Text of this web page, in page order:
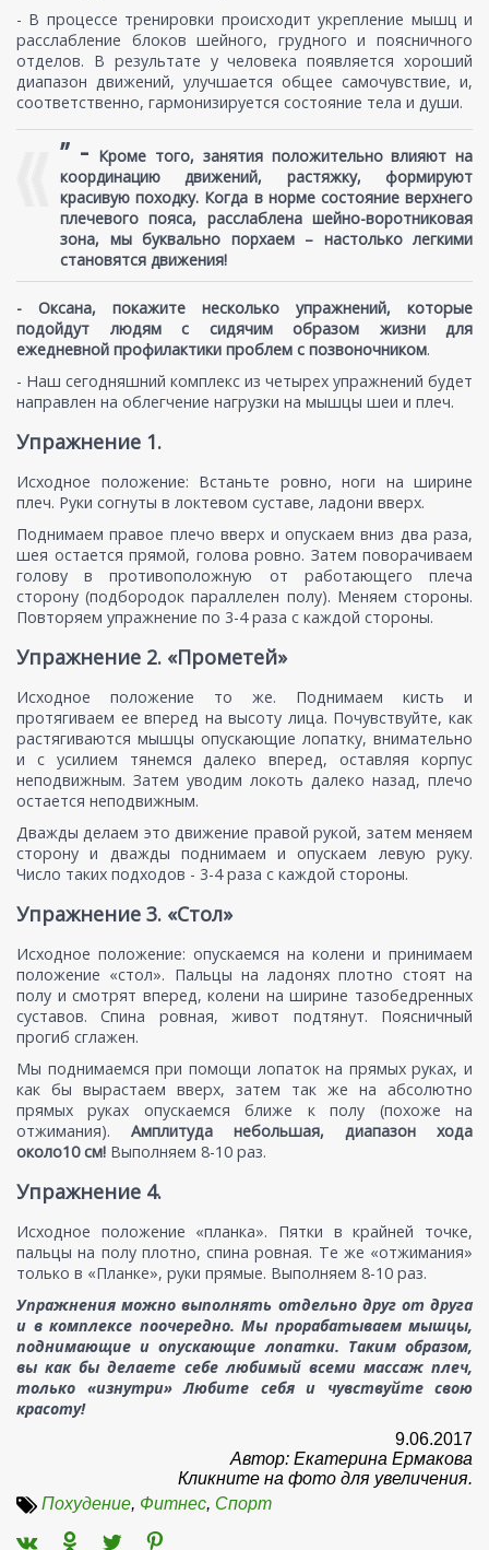
- В процессе тренировки происходит укрепление мышц и
расслабление блоков шейного, грудного и поясничного
отделов. В результате у человека появляется хороший
диапазон движений, улучшается общее самочувствие, и,
соответственно, гармонизируется состояние тела и души.
” - Кроме того, занятия положительно влияют на
координацию движений, растяжку, формируют
красивую походку. Когда в норме состояние верхнего
плечевого пояса, расслаблена шейно-воротниковая
зона, мы буквально порхаем – настолько легкими
становятся движения!
- Оксана, покажите несколько упражнений, которые
подойдут людям с сидячим образом жизни для
ежедневной профилактики проблем с позвоночником.
- Наш сегодняшний комплекс из четырех упражнений будет
направлен на облегчение нагрузки на мышцы шеи и плеч.
Упражнение 1.
Исходное положение: Встаньте ровно, ноги на ширине
плеч. Руки согнуты в локтевом суставе, ладони вверх.
Поднимаем правое плечо вверх и опускаем вниз два раза,
шея остается прямой, голова ровно. Затем поворачиваем
голову в противоположную от работающего плеча
сторону (подбородок параллелен полу). Меняем стороны.
Повторяем упражнение по 3-4 раза с каждой стороны.
Упражнение 2. «Прометей»
Исходное положение то же. Поднимаем кисть и
протягиваем ее вперед на высоту лица. Почувствуйте, как
растягиваются мышцы опускающие лопатку, внимательно
и с усилием тянемся далеко вперед, оставляя корпус
неподвижным. Затем уводим локоть далеко назад, плечо
остается неподвижным.
Дважды делаем это движение правой рукой, затем меняем
сторону и дважды поднимаем и опускаем левую руку.
Число таких подходов - 3-4 раза с каждой стороны.
Упражнение 3. «Стол»
Исходное положение: опускаемся на колени и принимаем
положение «стол». Пальцы на ладонях плотно стоят на
полу и смотрят вперед, колени на ширине тазобедренных
суставов. Спина ровная, живот подтянут. Поясничный
прогиб сглажен.
Мы поднимаемся при помощи лопаток на прямых руках, и
как бы вырастаем вверх, затем так же на абсолютно
прямых руках опускаемся ближе к полу (похоже на
отжимания). Амплитуда небольшая, диапазон хода
около10 см! Выполняем 8-10 раз.
Упражнение 4.
Исходное положение «планка». Пятки в крайней точке,
пальцы на полу плотно, спина ровная. Те же «отжимания»
только в «Планке», руки прямые. Выполняем 8-10 раз.
Упражнения можно выполнять отдельно друг от друга
и в комплексе поочередно. Мы прорабатываем мышцы,
поднимающие и опускающие лопатки. Таким образом,
вы как бы делаете себе любимый всеми массаж плеч,
только «изнутри» Любите себя и чувствуйте свою
красоту!
9.06.2017
Автор: Екатерина Ермакова
Кликните на фото для увеличения.
Похудение, Фитнес, Спорт